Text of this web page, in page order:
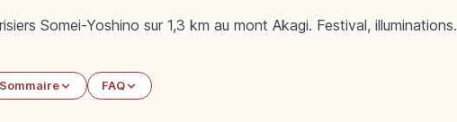
Somei-Yoshino sur 1,3 km au mont Akagi. Festival, illuminations.
Sommaire FAQ